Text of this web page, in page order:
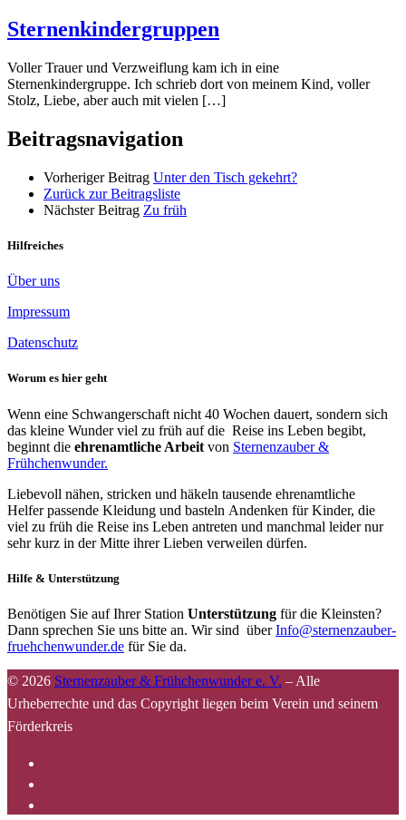
Sternenkindergruppen
Voller Trauer und Verzweiflung kam ich in eine
Sternenkindergruppe. Ich schrieb dort von meinem Kind, voller
Stolz, Liebe, aber auch mit vielen […]
Beitragsnavigation
Vorheriger Beitrag Unter den Tisch gekehrt?
Zurück zur Beitragsliste
Nächster Beitrag Zu früh
Hilfreiches
Über uns
Impressum
Datenschutz
Worum es hier geht
Wenn eine Schwangerschaft nicht 40 Wochen dauert, sondern sich
das kleine Wunder viel zu früh auf die Reise ins Leben begibt,
beginnt die ehrenamtliche Arbeit von Sternenzauber &
Frühchenwunder.
Liebevoll nähen, stricken und häkeln tausende ehrenamtliche
Helfer passende Kleidung und basteln Andenken für Kinder, die
viel zu früh die Reise ins Leben antreten und manchmal leider nur
sehr kurz in der Mitte ihrer Lieben verweilen dürfen.
Hilfe & Unterstützung
Benötigen Sie auf Ihrer Station Unterstützung für die Kleinsten?
Dann sprechen Sie uns bitte an. Wir sind überInfo@sternenzauber-
fruehchenwunder.de für Sie da.
© 2026 Sternenzauber & Frühchenwunder e. V. – Alle
Urheberrechte und das Copyright liegen beim Verein und seinem
Förderkreis